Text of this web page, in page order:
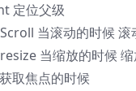
定位父级
当滚动的时候 滚
当缩放的时候
取焦点的时候